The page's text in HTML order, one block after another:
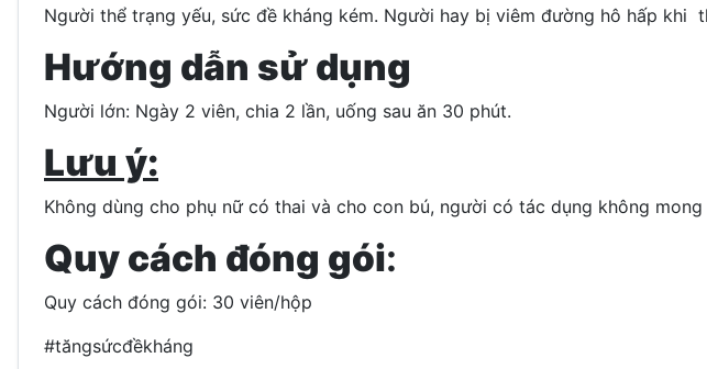
Người thể trạng yếu, sức đề kháng kém. Người hay bị viêm đường hô hấp khi
Hướng dẫn sử dụng
Người lớn: Ngày 2 viên, chia 2 lần, uống sau ăn 30 phút.
Lưu ý:
Không dùng cho phụ nữ có thai và cho con bú, người có tác dụng không
Quy cách đóng gói:
Quy cách đóng gói: 30 viên/hộp
#tăngsứcđềkháng